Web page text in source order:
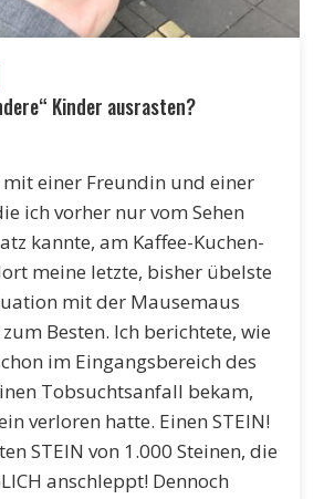
Kinder ausrasten?
mit einer Freundin und einer
ich vorher nur vom Sehen
kannte, am Kaffee-Kuchen-
meine letzte, bisher übelste
mit der Mausemaus
Besten. Ich berichtete, wie
im Eingangsbereich des
Tobsuchtsanfall bekam,
verloren hatte. Einen STEIN!
STEIN von 1.000 Steinen, die
anschleppt! Dennoch